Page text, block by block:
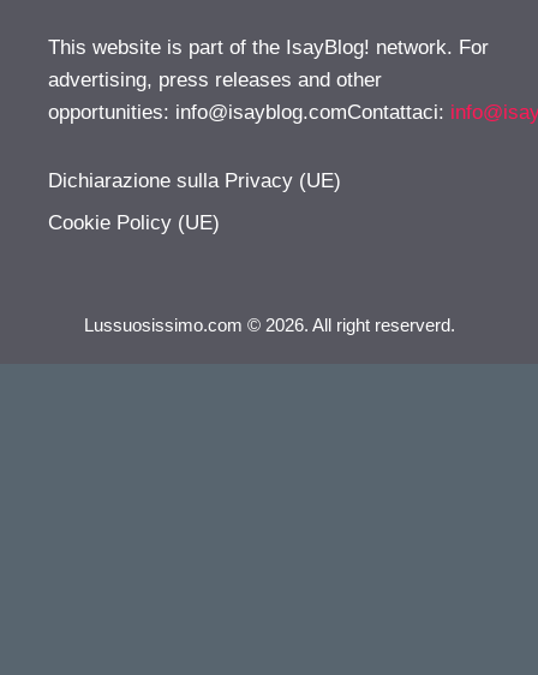
This website is part of the IsayBlog! network. For
advertising, press releases and other
opportunities: info@isayblog.comContattaci:
Dichiarazione sulla Privacy (UE)
Cookie Policy (UE)
Lussuosissimo.com © 2026. All right reserverd.